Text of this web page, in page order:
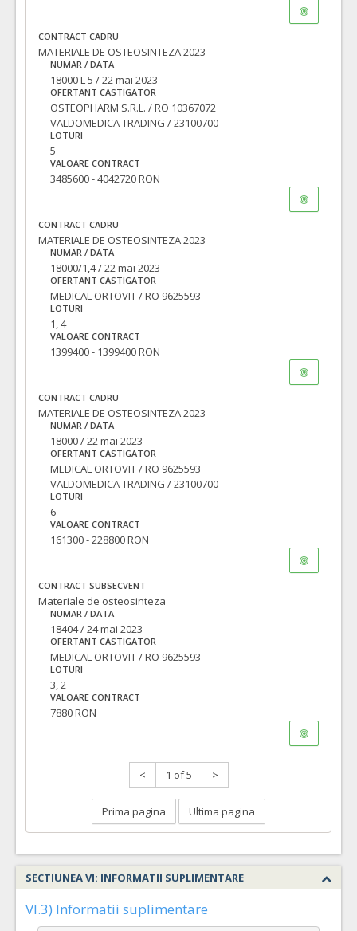
CONTRACT CADRU
MATERIALE DE OSTEOSINTEZA 2023
NUMAR / DATA
18000 L 5 / 22 mai 2023
OFERTANT CASTIGATOR
OSTEOPHARM S.R.L. / RO 10367072
VALDOMEDICA TRADING / 23100700
LOTURI
5
VALOARE CONTRACT
3485600 - 4042720 RON
CONTRACT CADRU
MATERIALE DE OSTEOSINTEZA 2023
NUMAR / DATA
18000/1,4 / 22 mai 2023
OFERTANT CASTIGATOR
MEDICAL ORTOVIT / RO 9625593
LOTURI
1, 4
VALOARE CONTRACT
1399400 - 1399400 RON
CONTRACT CADRU
MATERIALE DE OSTEOSINTEZA 2023
NUMAR / DATA
18000 / 22 mai 2023
OFERTANT CASTIGATOR
MEDICAL ORTOVIT / RO 9625593
VALDOMEDICA TRADING / 23100700
LOTURI
6
VALOARE CONTRACT
161300 - 228800 RON
CONTRACT SUBSECVENT
Materiale de osteosinteza
NUMAR / DATA
18404 / 24 mai 2023
OFERTANT CASTIGATOR
MEDICAL ORTOVIT / RO 9625593
LOTURI
3, 2
VALOARE CONTRACT
7880 RON
< 1 of 5 >
Prima pagina Ultima pagina
SECTIUNEA VI: INFORMATII SUPLIMENTARE
VI.3) Informatii suplimentare